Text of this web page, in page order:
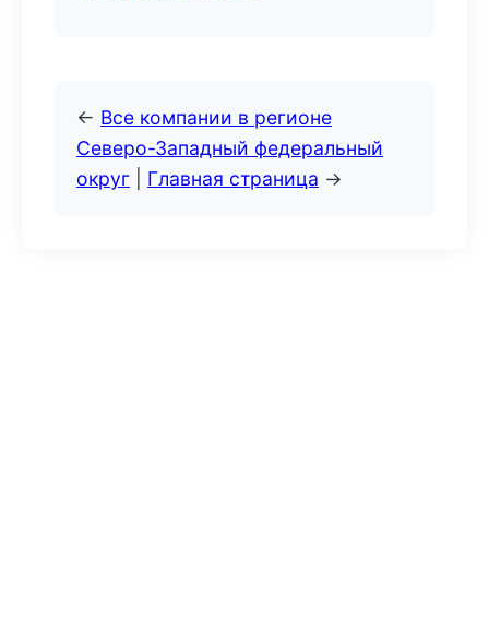
← Все компании в регионе
Северо-Западный федеральный
округ
Главная страница →